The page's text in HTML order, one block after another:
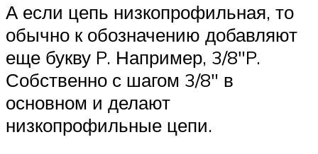
А если цепь низкопрофильная, то
обычно к обозначению добавляют
еще букву P. Например, 3/8″P.
Собственно с шагом 3/8″ в
основном и делают
низкопрофильные цепи.